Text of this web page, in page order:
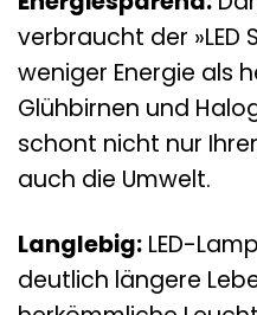
verbraucht der »LED
weniger Energie als
Glühbirnen und
schont nicht nur
auch die Umwelt.
Langlebig: LED-
deutlich längere